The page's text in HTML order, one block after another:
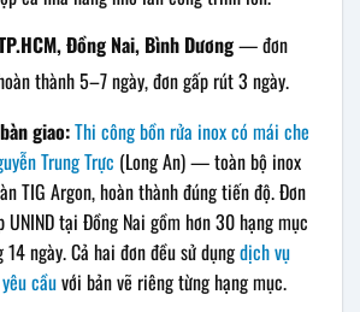
Đồng Nai, Bình Dương— đơn
thành 5–7 ngày, đơn gấp rút 3 ngày.
giao:Thi công bồn rửa inox có mái che
Trung Trực (Long An) — toàn bộ inox
TIG Argon, hoàn thành đúng tiến độ. Đơn
UNIND tại Đồng Nai gồm hơn 30 hạng mục
ngày. Cả hai đơn đều sử dụngdịch vụ
cầuvới bản vẽ riêng từng hạng mục.